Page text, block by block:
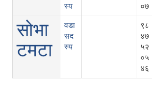
स्य
०७
सोभा
टमटा
वडा
सद
स्य
९८
४७
५२
०५
४६